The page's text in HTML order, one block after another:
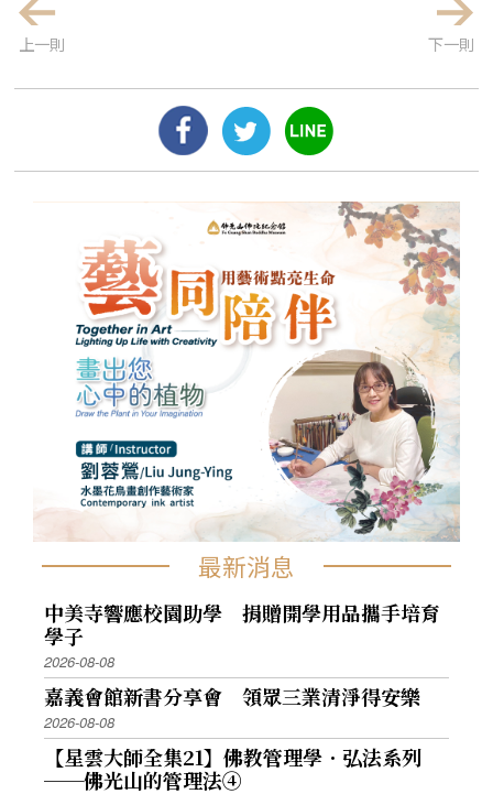
上一則 下一則
最新消息
中美寺響應校園助學 捐贈開學用品攜手培育
學子
2026-08-08
嘉義會館新書分享會 領眾三業清淨得安樂
2026-08-08
【星雲大師全集21】佛教管理學．弘法系列
──佛光山的管理法④